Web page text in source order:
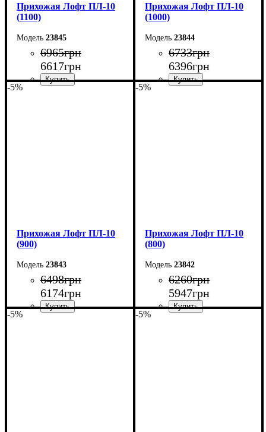
Прихожая Лофт ПЛ-10
(1100)
23845
6965грн
6617грн
Прихожая Лофт ПЛ-10
(1000)
23844
6733грн
6396грн
-5%
Прихожая Лофт ПЛ-10
(900)
23843
6498грн
6174грн
-5%
Прихожая Лофт ПЛ-10
(800)
23842
6260грн
5947грн
-5% -5%